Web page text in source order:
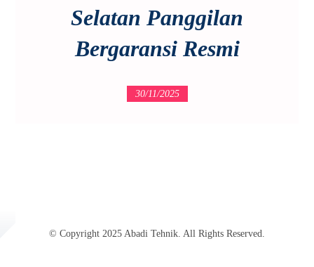
Selatan Panggilan
Bergaransi Resmi
30/11/2025
© Copyright 2025 Abadi Tehnik. All Rights Reserved.